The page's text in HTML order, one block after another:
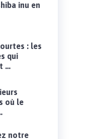
inu en
: les
qui
…
où le
notre